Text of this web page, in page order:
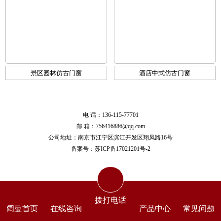
景区园林仿古门窗 酒店中式仿古门窗
电 话：136-115-77701
邮 箱：756416886@qq.com
公司地址：南京市江宁区滨江开发区翔凤路16号
备案号： 苏ICP备17021201号-2
阔曼首页 在线咨询
拨打电话
产品中心
常见问题